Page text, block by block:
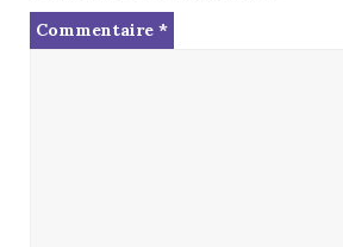
Commentaire *